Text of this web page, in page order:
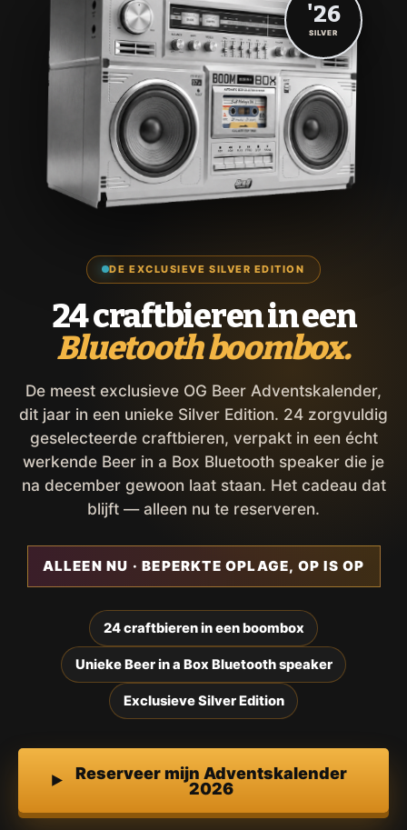
DE EXCLUSIEVE SILVER EDITION
24 craftbieren in een
Bluetooth boombox.
De meest exclusieve OG Beer Adventskalender,
dit jaar in een unieke Silver Edition. 24 zorgvuldig
geselecteerde craftbieren, verpakt in een écht
werkende Beer in a Box Bluetooth speaker die je
na december gewoon laat staan. Het cadeau dat
blijft — alleen nu te reserveren.
ALLEEN NU · BEPERKTE OPLAGE, OP IS OP
24 craftbieren in een boombox
Unieke Beer in a Box Bluetooth speaker
Exclusieve Silver Edition
Reserveer mijn Adventskalender
2026
'26
SILVER